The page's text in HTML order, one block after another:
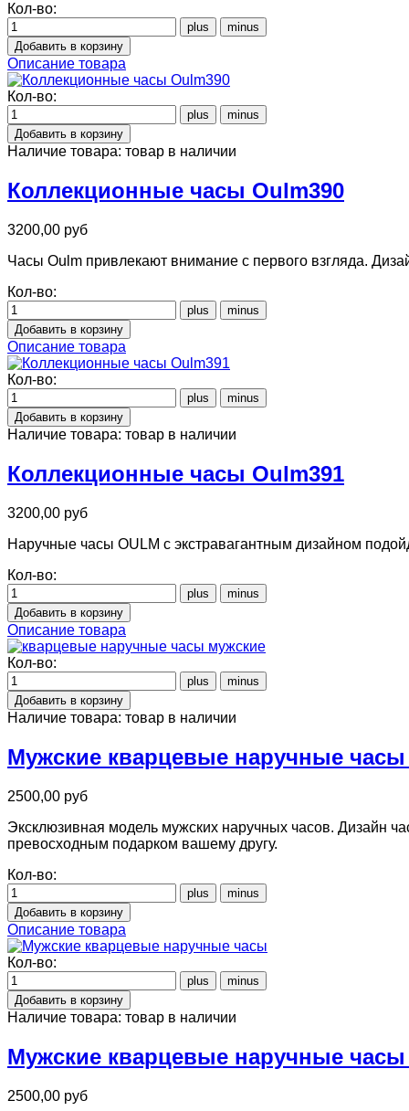
Кол-во:
Описание товара
Кол-во:
Наличие товара: товар в наличии
Коллекционные часы Oulm390
3200,00 руб
Часы Oulm привлекают внимание с первого взгляда.
Кол-во:
Описание товара
Кол-во:
Наличие товара: товар в наличии
Коллекционные часы Oulm391
3200,00 руб
Наручные часы OULM с экстравагантным дизайном
Кол-во:
Описание товара
Кол-во:
Наличие товара: товар в наличии
Мужские кварцевые наручные
2500,00 руб
Эксклюзивная модель мужских наручных часов. Дизайн
превосходным подарком вашему другу.
Кол-во:
Описание товара
Кол-во:
Наличие товара: товар в наличии
Мужские кварцевые наручные
2500,00 руб